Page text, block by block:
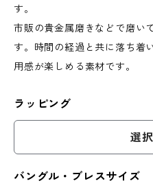
す。
市販の貴金属磨きなどで磨い
す。時間の経過と共に落ち着
用感が楽しめる素材です。
ラッピング
選
バングル・ブレスサイズ